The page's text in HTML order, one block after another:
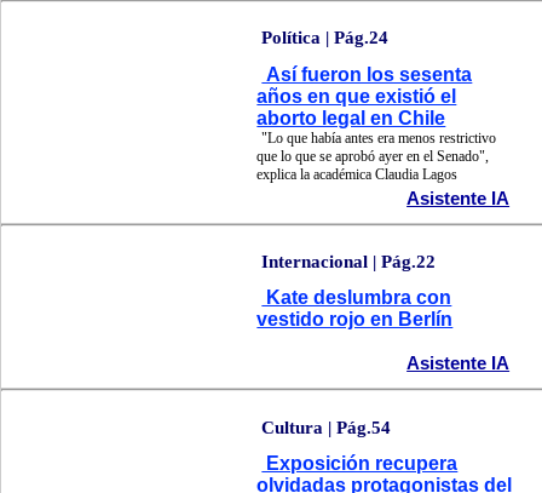
Política | Pág.24
Así fueron los sesenta
años en que existió el
aborto legal en Chile
"Lo que había antes era menos restrictivo
que lo que se aprobó ayer en el Senado",
explica la académica Claudia Lagos
Asistente IA
Internacional | Pág.22
Kate deslumbra con
vestido rojo en Berlín
Asistente IA
Cultura | Pág.54
Exposición recupera
olvidadas protagonistas del